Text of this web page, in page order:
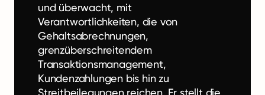
und überwacht, mit
Verantwortlichkeiten, die von
Gehaltsabrechnungen,
grenzüberschreitendem
Transaktionsmanagement,
Kundenzahlungen bis hin zu
Streitbeilegungen reichen. Er stellt die